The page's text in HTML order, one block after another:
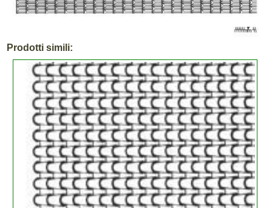
Prodotti simili: